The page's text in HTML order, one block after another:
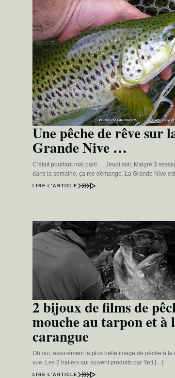
Une pêche de rêve sur
Grande Nive …
C’était pourtant mal parti … Jeudi soir. Malgré 3
dans la semaine, ça me démange. La Grande Nive
LIRE L’ARTICLE
2 bijoux de films de
mouche au tarpon et à
carangue
Oh oui, assurément la plus belle image de pêche à la
vue. Les 2 trailers qui suivent produits par Yeti […]
LIRE L’ARTICLE